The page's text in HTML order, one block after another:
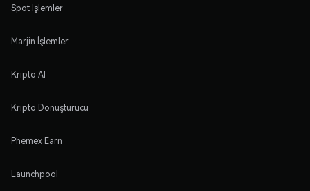
Spot İşlemler
Marjin İşlemler
Kripto Al
Kripto Dönüştürücü
Phemex Earn
Launchpool